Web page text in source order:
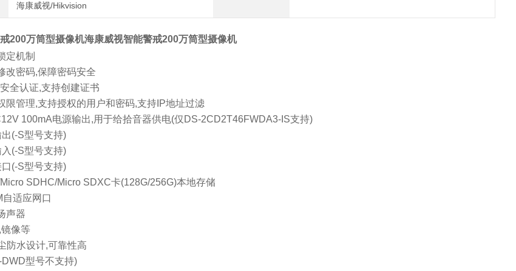
海康威视/Hikvision
200万筒型摄像机海康威视智能警戒200万筒型摄像机
定机制
改密码,保障密码安全
全认证,支持创建证书
限管理,支持授权的用户和密码,支持IP地址过滤
100mA电源输出,用于给拾音器供电(仅DS-2CD2T46FWDA3-IS支持)
(-S型号支持)
(-S型号支持)
(-S型号支持)
SDHC/Micro SDXC卡(128G/256G)本地存储
自适应网口
声器
像等
防水设计,可靠性高
型号不支持)